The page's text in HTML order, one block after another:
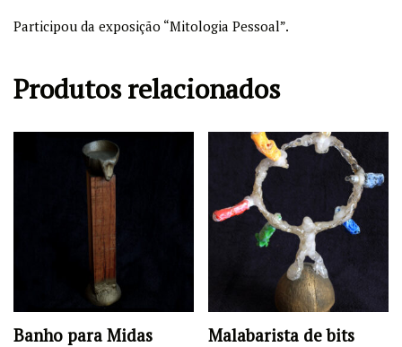
Participou da exposição “Mitologia Pessoal”.
Produtos relacionados
Banho para Midas Malabarista de bits